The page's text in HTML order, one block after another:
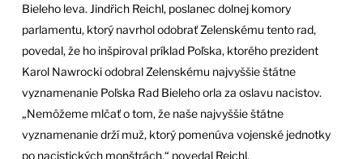
Bieleho leva. Jindřich Reichl, poslanec dolnej komory
parlamentu, ktorý navrhol odobrať Zelenskému tento rad,
povedal, že ho inšpiroval príklad Poľska, ktorého prezident
Karol Nawrocki odobral Zelenskému najvyššie štátne
vyznamenanie Poľska Rad Bieleho orla za oslavu nacistov.
„Nemôžeme mlčať o tom, že naše najvyššie štátne
vyznamenanie drží muž, ktorý pomenúva vojenské jednotky
po nacistických monštrách,“ povedal Reichl.